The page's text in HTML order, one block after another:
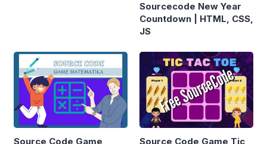
Sourcecode New Year
Countdown | HTML, CSS,
JS
Source Code Game
Source Code Game Tic